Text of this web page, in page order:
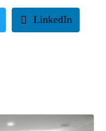
LinkedIn